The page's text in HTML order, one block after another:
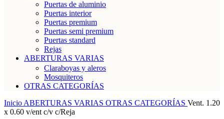
Puertas de aluminio
Puertas interior
Puertas premium
Puertas semi premium
Puertas standard
Rejas
ABERTURAS VARIAS
Claraboyas y aleros
Mosquiteros
OTRAS CATEGORÍAS
Inicio ABERTURAS VARIAS OTRAS CATEGORÍAS Vent. 1.20
x 0.60 v/ent c/v c/Reja